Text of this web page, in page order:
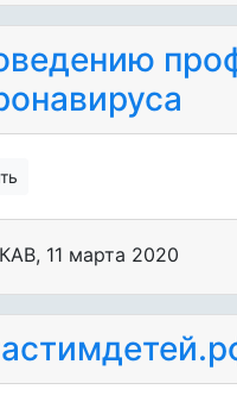
, 11 марта 2020